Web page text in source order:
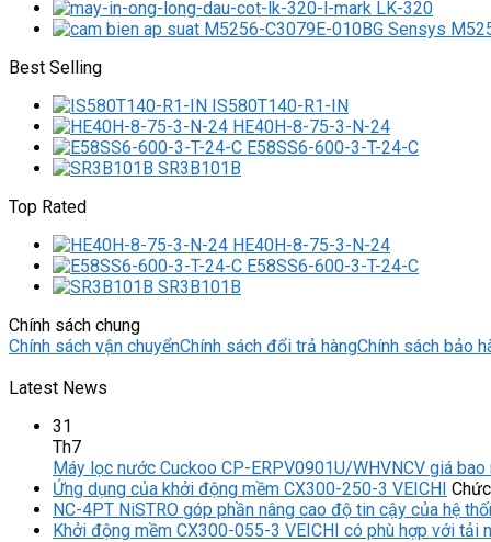
LK-320
Best Selling
IS580T140-R1-IN
HE40H-8-75-3-N-24
E58SS6-600-3-T-24-C
SR3B101B
Top Rated
HE40H-8-75-3-N-24
E58SS6-600-3-T-24-C
SR3B101B
Chính sách chung
Chính sách vận chuyểnChính sách đổi trả hàngChính sách bảo
Latest News
31
Th7
Máy lọc nước Cuckoo CP-ERPV0901U/WHVNCV giá bao
Ứng dụng của khởi động mềm CX300-250-3 VEICHI
NC-4PT NiSTRO góp phần nâng cao độ tin cậy của hệ
Khởi động mềm CX300-055-3 VEICHI có phù hợp với tải